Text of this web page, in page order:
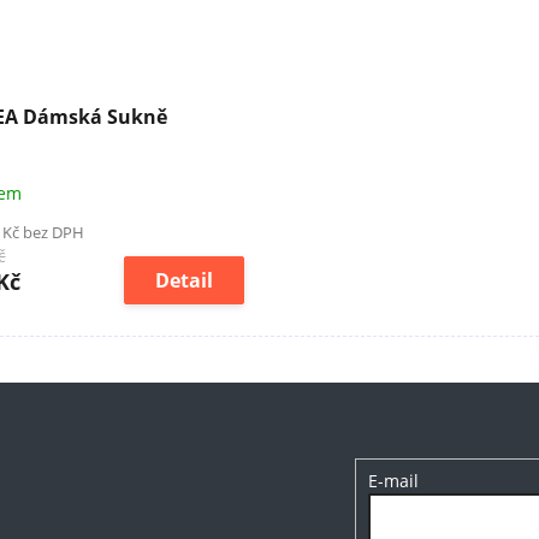
Dámská Sukně
bez DPH
Detail
E-mail